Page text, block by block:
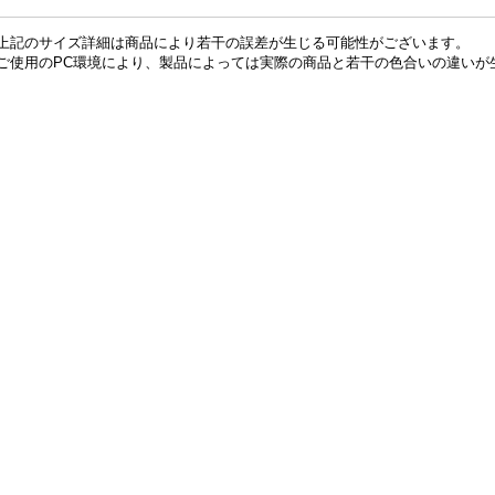
記のサイズ詳細は商品により若干の誤差が生じる可能性がございます。
使用のPC環境により、製品によっては実際の商品と若干の色合いの違いが